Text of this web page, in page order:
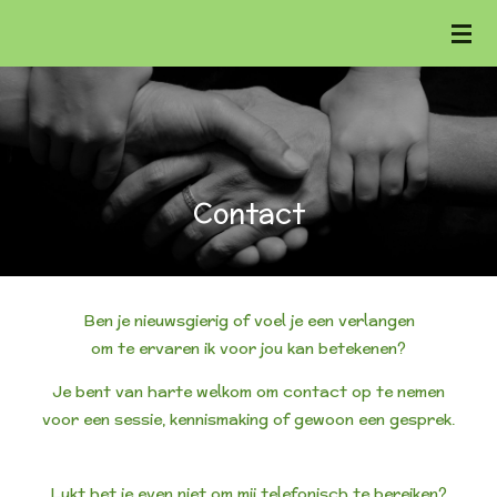
hoofdinhoud
Contact
Ben je nieuwsgierig of voel je een verlangen
om te ervaren ik voor jou kan betekenen?
Je bent van harte welkom om contact op te nemen
voor een sessie, kennismaking of gewoon een gesprek.